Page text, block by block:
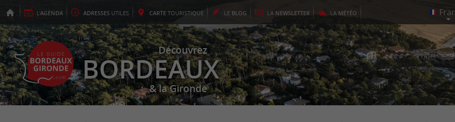
L'AGENDA ADRESSES UTILES CARTE TOURISTIQUE LE BLOG LA NEWSLETTER LA MÉTÉO
Découvrez
BORDEAUX
& la Gironde